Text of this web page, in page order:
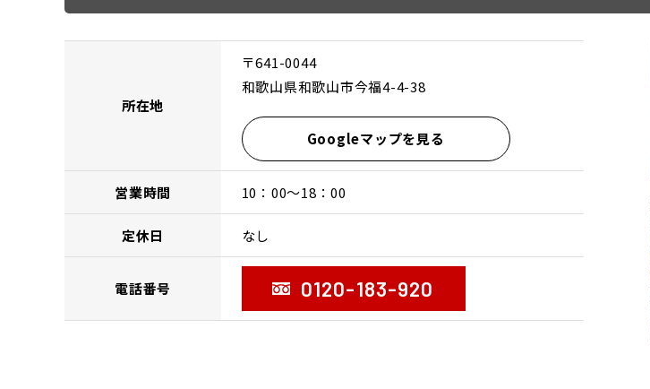
所在地
〒641-0044
和歌山県和歌山市今福4-4-38
Googleマップを見る
営業時間 10：00〜18：00
定休日 なし
電話番号 0120-183-920